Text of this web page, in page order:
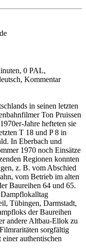
0 PAL,
Kommentar
in seinen letzten
Ton Pruissen
Jahre hefteten sie
T 18 und P 8 in
In Eberbach und
1970 noch Einsätze
Regionen konnten
z. B. vom Abschied
vom Betrieb im alten
Baureihen 64 und 65.
Tübingen, Darmstadt,
der Baureihen
andere Altbau-Ellok zu
sorgfältig
authentischen